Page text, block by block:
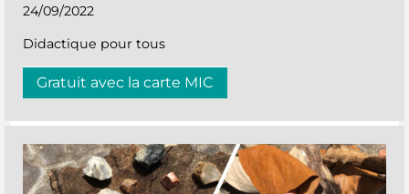
24/09/2022
Didactique pour tous
Gratuit avec la carte MIC